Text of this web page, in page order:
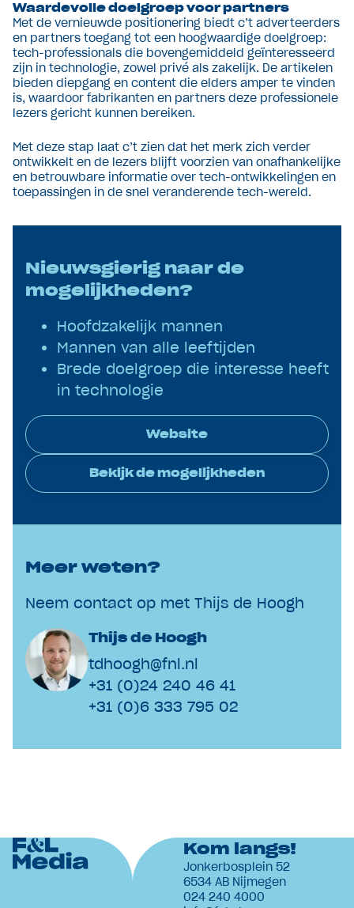
Waardevolle doelgroep voor partners
Met de vernieuwde positionering biedt c’t adverteerders
en partners toegang tot een hoogwaardige doelgroep:
tech-professionals die bovengemiddeld geïnteresseerd
zijn in technologie, zowel privé als zakelijk. De artikelen
bieden diepgang en content die elders amper te vinden
is, waardoor fabrikanten en partners deze professionele
lezers gericht kunnen bereiken.
Met deze stap laat c’t zien dat het merk zich verder
ontwikkelt en de lezers blijft voorzien van onafhankelijke
en betrouwbare informatie over tech-ontwikkelingen en
toepassingen in de snel veranderende tech-wereld.
Nieuwsgierig naar de
mogelijkheden?
Hoofdzakelijk mannen
Mannen van alle leeftijden
Brede doelgroep die interesse heeft
in technologie
Website
Bekijk de mogelijkheden
Meer weten?
Neem contact op met Thijs de Hoogh
Thijs de Hoogh
tdhoogh@fnl.nl
+31 (0)24 240 46 41
+31 (0)6 333 795 02
Kom langs!
Jonkerbosplein 52
6534 AB Nijmegen
024 240 4000